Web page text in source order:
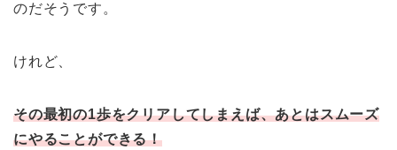
のだそうです。
けれど、
その最初の1歩をクリアしてしまえば、あとはスムーズ
にやることができる！